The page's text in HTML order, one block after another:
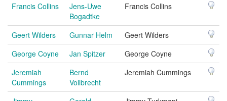
Francis Collins
Jens-Uwe
Bogadtke
Francis Collins
Geert Wilders Gunnar Helm
Geert Wilders
George Coyne
Jan Spitzer
George Coyne
Jeremiah
Cummings
Bernd
Vollbrecht
Jeremiah Cummings